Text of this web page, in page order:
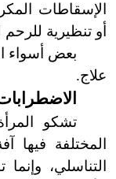
الإسقاطات
أو تنظيرية
بعض أسواء
علاج.
تشكو
المختلفة
التناسلي،